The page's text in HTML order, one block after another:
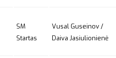
SM
Startas
Vusal Guseinov /
Daiva Jasiulionienė